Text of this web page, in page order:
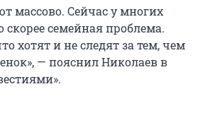
массово. Сейчас у многих
семейная проблема.
хотят и не следят за тем, чем
— пояснил Николаев в